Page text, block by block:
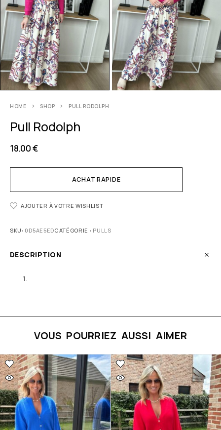
HOME SHOP PULL RODOLPH
Pull Rodolph
18.00€
ACHAT RAPIDE
AJOUTER À VOTRE WISHLIST
SKU: 0D5AE5EDCATÉGORIE : PULLS
DESCRIPTION
VOUS POURRIEZ AUSSI AIMER